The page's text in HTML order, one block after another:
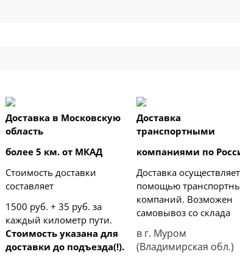
Доставка в Московскую
область
более 5 км. от МКАД
Стоимость доставки
составляет
1500 руб. + 35 руб. за
каждый километр пути.
Стоимость указана для
доставки до подъезда(!).
Доставка
транспортными
компаниями по
Доставка
помощью
компаний. Возможен
самовывоз со склада
в г. Муром
(Владимирская обл.)